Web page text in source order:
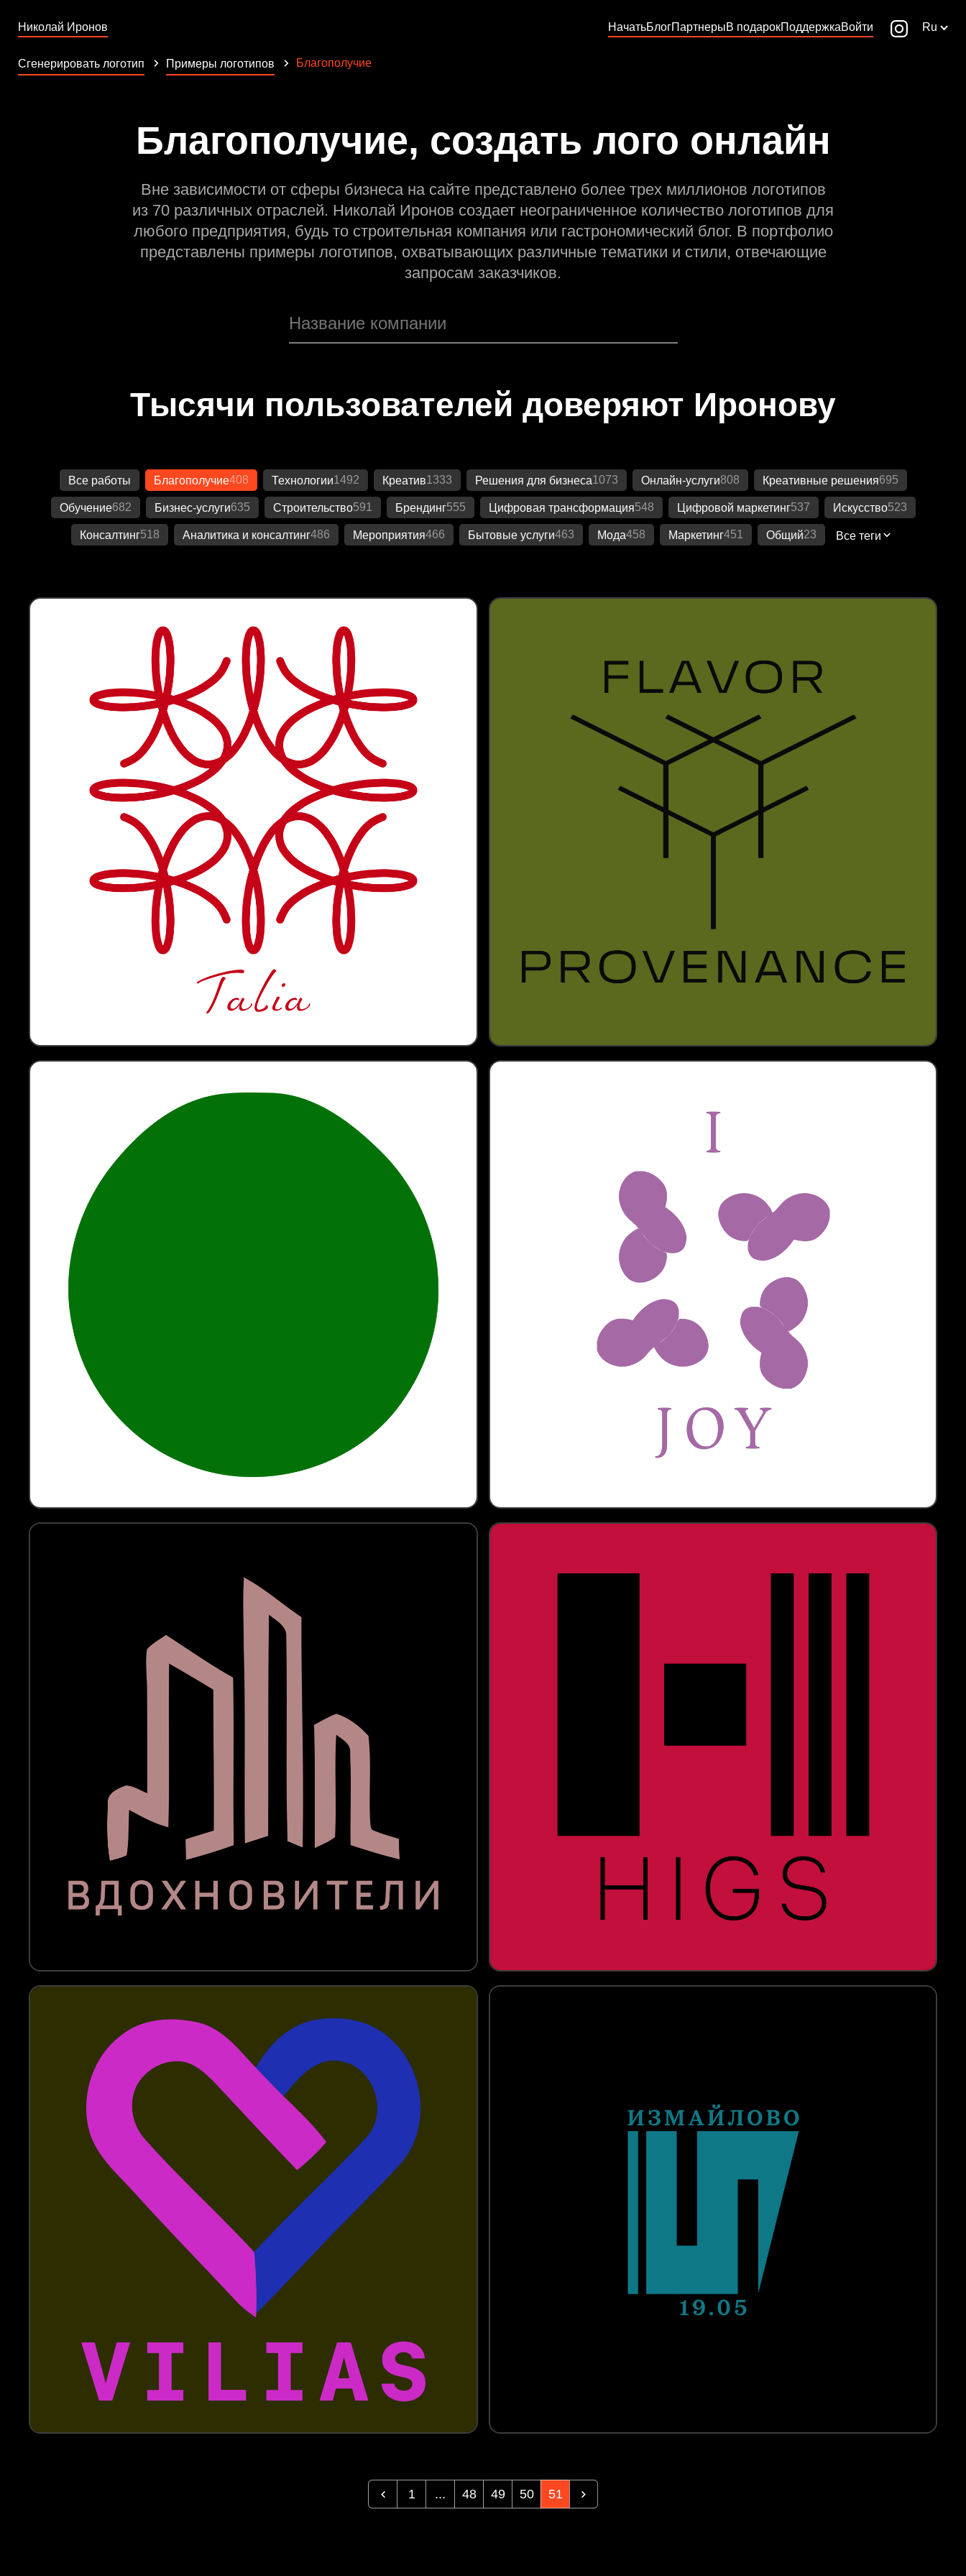
Николай Иронов НачатьБлогПартнерыВ подарокПоддержкаВойти Ru
Сгенерировать логотип Примеры логотипов Благополучие
Благополучие, создать лого онлайн
Вне зависимости от сферы бизнеса на сайте представлено более трех миллионов логотипов
из 70 различных отраслей. Николай Иронов создает неограниченное количество логотипов для
любого предприятия, будь то строительная компания или гастрономический блог. В портфолио
представлены примеры логотипов, охватывающих различные тематики и стили, отвечающие
запросам заказчиков.
Тысячи пользователей доверяют Иронову
Все работы Благополучие408 Технологии1492 Креатив1333 Решения для бизнеса1073 Онлайн-услуги808 Креативные решения695
Обучение682 Бизнес-услуги635 Строительство591 Брендинг555 Цифровая трансформация548 Цифровой маркетинг537 Искусство523
Консалтинг518 Аналитика и консалтинг486 Мероприятия466 Бытовые услуги463 Мода458 Маркетинг451 Общий23 Все теги
1 ... 48 49 50 51